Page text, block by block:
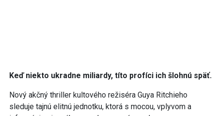
Keď niekto ukradne miliardy, títo profíci ich šlohnú späť.
Nový akčný thriller kultového režiséra Guya Ritchieho
sleduje tajnú elitnú jednotku, ktorá s mocou, vplyvom a